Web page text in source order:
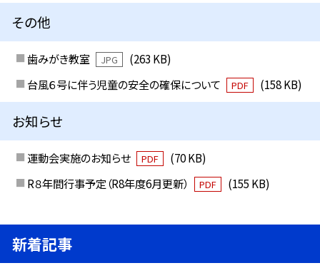
その他
歯みがき教室 JPG
(263 KB)
台風６号に伴う児童の安全の確保について
PDF (158 KB)
お知らせ
運動会実施のお知らせ PDF
(70 KB)
R８年間行事予定（R8年度6月更新）
PDF (155 KB)
新着記事